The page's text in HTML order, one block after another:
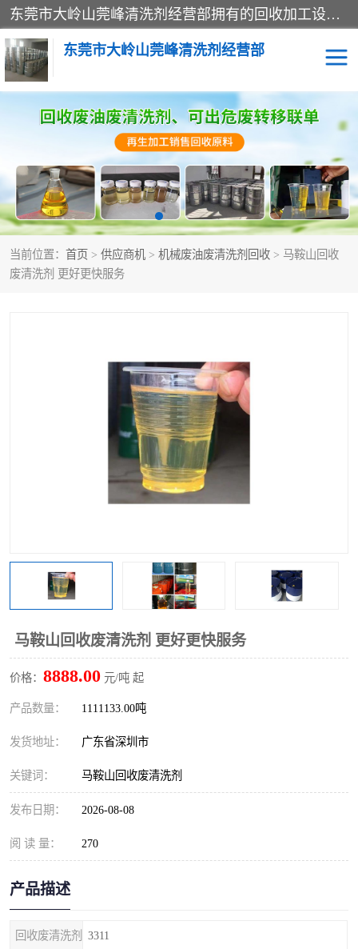
东莞市大岭山莞峰清洗剂经营部拥有的回收加工设备，大量废油回收、废清洗剂回收、废溶剂油回收、机械废油废清洗剂回收、废碳氢回收、碳氢液压油回收、碳氢二氯回收等废清洗剂处理；我们只是提供废旧化工原料的循环使用存放点，执行正规的存放，有正规的回收资质处理。同时我们公司批发零售回收级清洗剂，脱模油再生基础油，质量保证。
东莞市大岭山莞峰清洗剂经营部
当前位置： 首页 > 供应商机 > 机械废油废清洗剂回收 > 马鞍山回收
废清洗剂 更好更快服务
马鞍山回收废清洗剂 更好更快服务
价格： 8888.00 元/吨 起
产品数量： 1111133.00吨
发货地址： 广东省深圳市
关键词： 马鞍山回收废清洗剂
发布日期： 2026-08-08
阅 读 量： 270
产品描述
回收废清洗剂 3311
废清洗剂回收
废溶剂油回收 机械废油废清洗剂回收
废碳氢回收 碳氢液压油回收
碳氢二氯回收 回收废三四氯乙烯
上门回收废清洗剂